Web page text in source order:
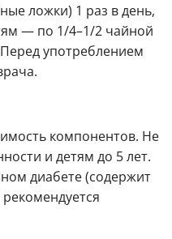
ложки) 1 раз в день,
— по 1/4–1/2 чайной
употреблением
компонентов. Не
и детям до 5 лет.
диабете (содержит